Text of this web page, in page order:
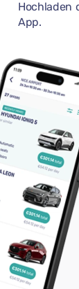
Hochladen
App.